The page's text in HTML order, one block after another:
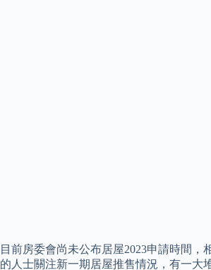
目前房委會尚未公布居屋2023申請時間，
的人士關注新一期居屋推售情況，有一大